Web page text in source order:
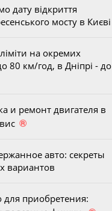
дату відкриття
мосту в Києві
на окремих
80 км/год, в Дніпрі - до
и ремонт двигателя в
®
авто: секреты
вариантов
для приобретения: